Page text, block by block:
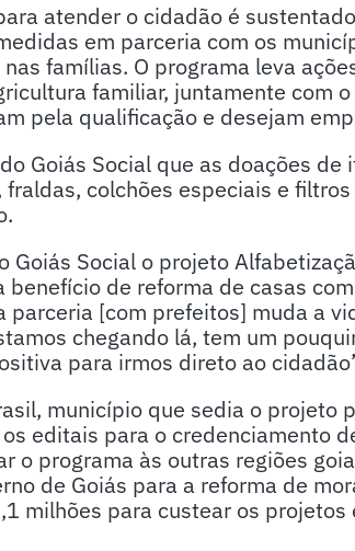
atender o cidadão é
em parceria com os
famílias. O programa leva
familiar, juntamente com
pela qualificação e desejam
Goiás Social que as doações
colchões especiais e
Goiás Social o projeto
de reforma de casas
parceria [com prefeitos] muda a
chegando lá, tem um
para irmos direto ao
município que sedia o projeto
editais para o credenciamento
o programa às outras regiões
de Goiás para a reforma de
milhões para custear os